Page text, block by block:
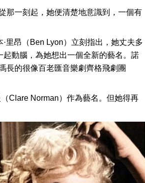
那一刻起，她便清楚地意識到，一個有
里昂（Ben Lyon）立刻指出，她丈夫多
動腦，為她想出一個全新的藝名。諾
長的很像百老匯音樂劇齊格飛劇團
Clare Norman）作為藝名。但她得再